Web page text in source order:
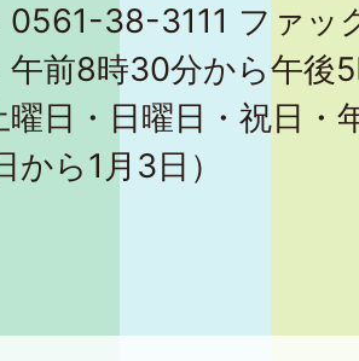
0561-38-3111 ファ
午前8時30分から午後
曜日・日曜日・祝日・
から1月3日）